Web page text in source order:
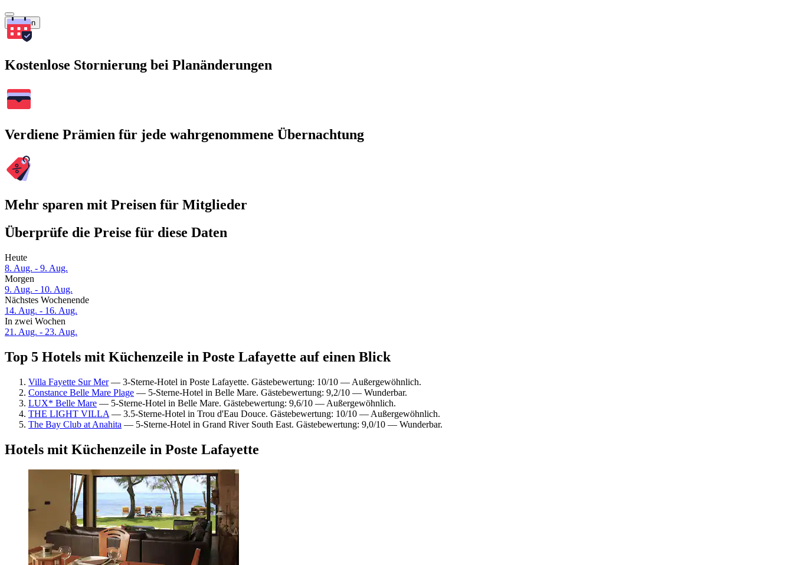
Suchen
Kostenlose Stornierung bei Planänderungen
Verdiene Prämien für jede wahrgenommene Übernachtung
Mehr sparen mit Preisen für Mitglieder
Überprüfe die Preise für diese Daten
Heute
8. Aug. - 9. Aug.
Morgen
9. Aug. - 10. Aug.
Nächstes Wochenende
14. Aug. - 16. Aug.
In zwei Wochen
21. Aug. - 23. Aug.
Top 5 Hotels mit Küchenzeile in Poste Lafayette auf einen Blick
Villa Fayette Sur Mer— 3-Sterne-Hotel in Poste Lafayette. Gästebewertung: 10/10 — Außergewöhnlich.
Constance Belle Mare Plage — 5-Sterne-Hotel in Belle Mare. Gästebewertung: 9,2/10 — Wunderbar.
LUX* Belle Mare — 5-Sterne-Hotel in Belle Mare. Gästebewertung: 9,6/10 — Außergewöhnlich.
THE LIGHT VILLA — 3.5-Sterne-Hotel in Trou d'Eau Douce. Gästebewertung: 10/10 — Außergewöhnlich.
The Bay Club at Anahita — 5-Sterne-Hotel in Grand River South East. Gästebewertung: 9,0/10 — Wunderbar.
Hotels mit Küchenzeile in Poste Lafayette